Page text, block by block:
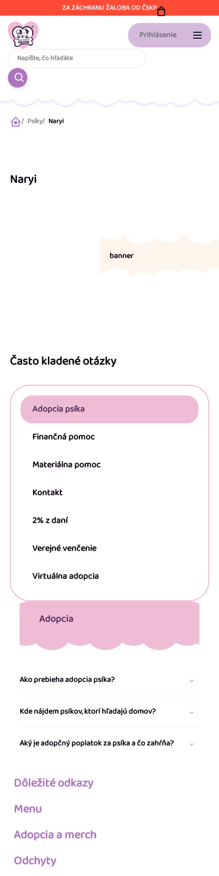
na
obsah
ZA ZÁCHRANU ŽALOBA OD ČSKP
Prihlásenie
DomovPsíky Naryi
Naryi
banner
Často kladené otázky
Adopcia psíka
Finančná pomoc
Materiálna pomoc
Kontakt
2% z daní
Verejné venčenie
Virtuálna adopcia
Adopcia
Ako prebieha adopcia psíka?
Kde nájdem psíkov, ktorí hľadajú domov?
Aký je adopčný poplatok za psíka a čo zahŕňa?
Dôležité odkazy
Menu
Adopcia a merch
Odchyty